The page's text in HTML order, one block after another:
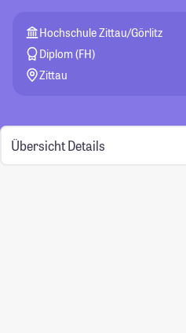
Hochschule Zittau/Görlitz
Diplom (FH)
Zittau
Übersicht Details